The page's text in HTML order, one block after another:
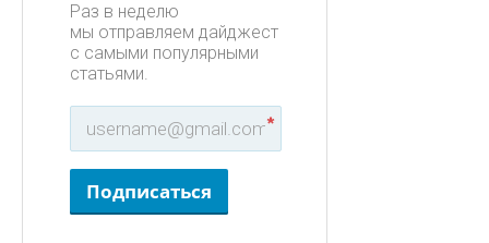
Раз в неделю
мы отправляем дайджест
с самыми популярными
статьями.
*
Подписаться